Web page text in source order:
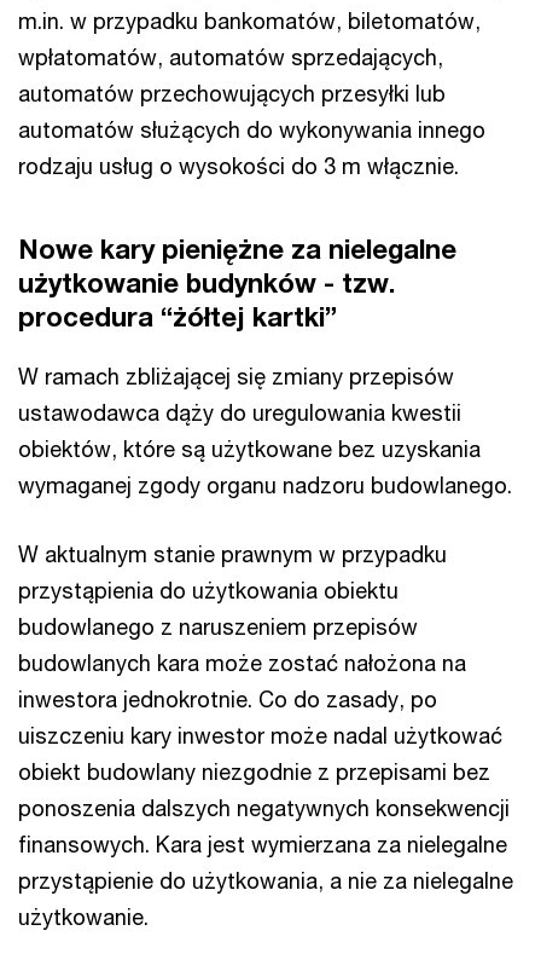
m.in. w przypadku bankomatów, biletomatów,
wpłatomatów, automatów sprzedających,
automatów przechowujących przesyłki lub
automatów służących do wykonywania innego
rodzaju usług o wysokości do 3 m włącznie.
Nowe kary pieniężne za nielegalne
użytkowanie budynków - tzw.
procedura “żółtej kartki”
W ramach zbliżającej się zmiany przepisów
ustawodawca dąży do uregulowania kwestii
obiektów, które są użytkowane bez uzyskania
wymaganej zgody organu nadzoru budowlanego.
W aktualnym stanie prawnym w przypadku
przystąpienia do użytkowania obiektu
budowlanego z naruszeniem przepisów
budowlanych kara może zostać nałożona na
inwestora jednokrotnie. Co do zasady, po
uiszczeniu kary inwestor może nadal użytkować
obiekt budowlany niezgodnie z przepisami bez
ponoszenia dalszych negatywnych konsekwencji
finansowych. Kara jest wymierzana za nielegalne
przystąpienie do użytkowania, a nie za nielegalne
użytkowanie.